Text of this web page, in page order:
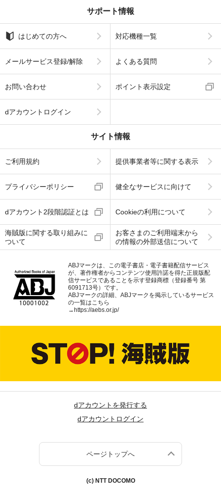
サポート情報
はじめての方へ 対応機種一覧
メールサービス登録/解除 よくある質問
お問い合わせ ポイント表示設定
dアカウントログイン
サイト情報
ご利用規約 提供事業者等に関する表示
プライバシーポリシー 健全なサービスに向けて
dアカウント2段階認証とは Cookieの利用について
海賊版に関する取り組みに
ついて
お客さまのご利用端末から
の情報の外部送信について
ABJマークは、この電子書店・電子書籍配信サービス
が、著作権者からコンテンツ使用許諾を得た正規版配
信サービスであることを示す登録商標（登録番号 第
6091713号）です。
ABJマークの詳細、ABJマークを掲示しているサービス
の一覧はこちら
→ https://aebs.or.jp/
dアカウントを発行する
dアカウントログイン
ページトップへ
(c) NTT DOCOMO